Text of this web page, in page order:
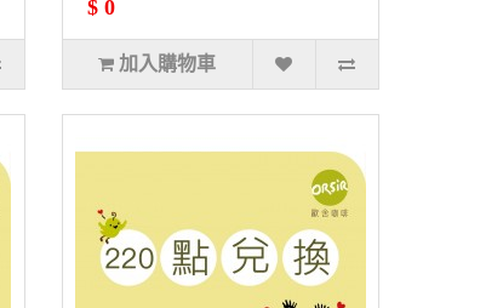
$ 0
加入購物車